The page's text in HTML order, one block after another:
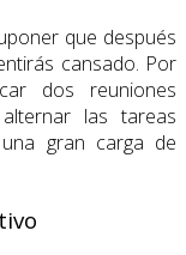
que después
cansado. Por
dos reuniones
las tareas
gran carga de